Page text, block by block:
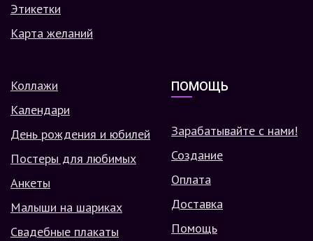
Этикетки
Карта желаний
Коллажи
Календари
День рождения и юбилей
Постеры для любимых
Анкеты
Малыши на шариках
Свадебные плакаты
ПОМОЩЬ
Зарабатывайте с нами!
Создание
Оплата
Доставка
Помощь